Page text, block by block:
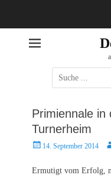
Suche
nach:
Primiennale in
Turnerheim
Posted14. September 2014
Ermutigt vom Erfolg,